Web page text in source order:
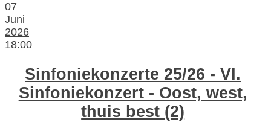
07
Juni
2026
18:00
Sinfoniekonzerte 25/26 - VI.
Sinfoniekonzert - Oost, west,
thuis best (2)